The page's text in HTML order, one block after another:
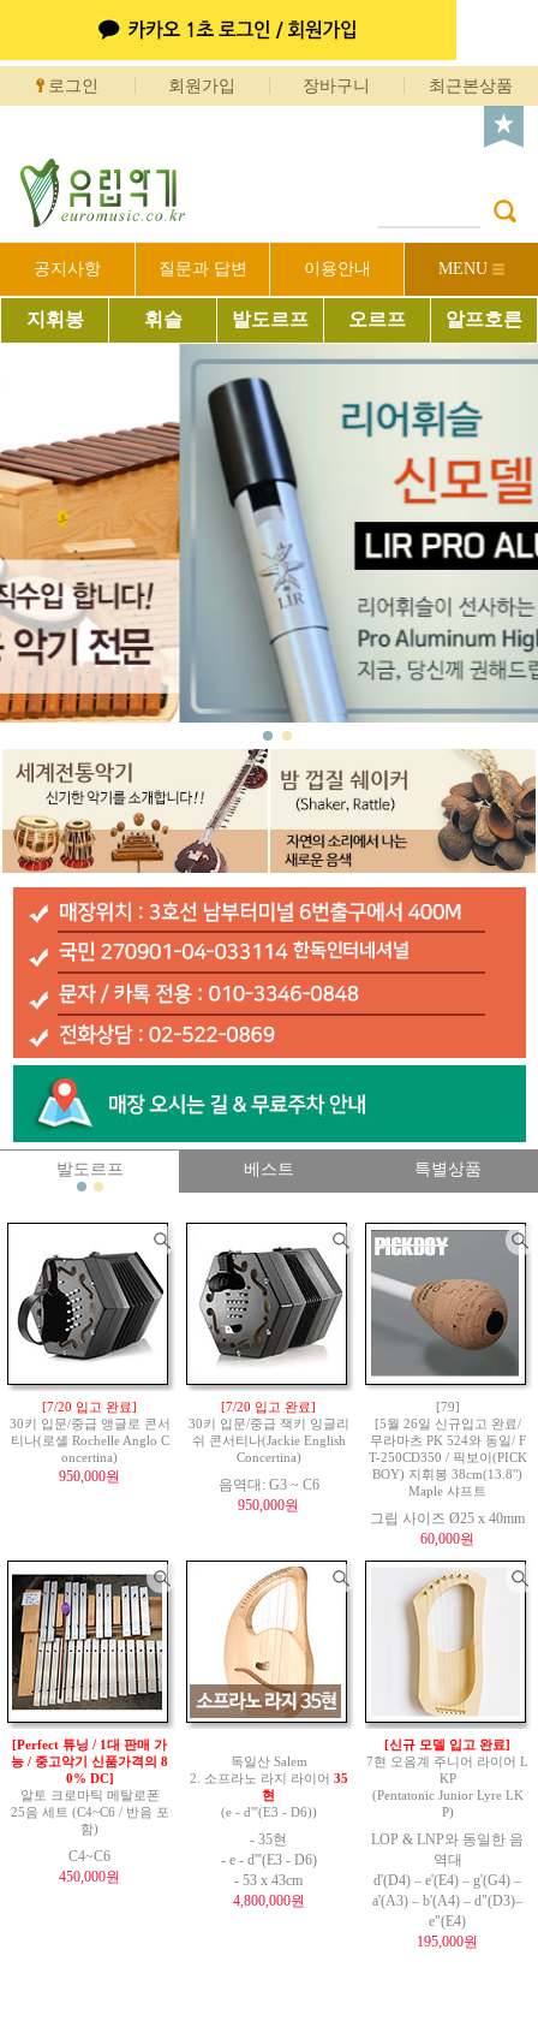
로그인 회원가입 장바구니 최근본상품
공지사항 질문과 답변 이용안내 MENU
지휘봉 휘슬 발도르프 오르프 알프호른
발도르프 베스트 특별상품
[7/20 입고 완료]
30키 입문/중급 앵글로 콘서
티나(로셸 Rochelle Anglo C
oncertina)
950,000원
[7/20 입고 완료]
30키 입문/중급 잭키 잉글리
쉬 콘서티나(Jackie English
Concertina)
음역대: G3 ~ C6
950,000원
[79]
[5월 26일 신규입고 완료/
무라마츠 PK 524와 동일/ F
T-250CD350 / 픽보이(PICK
BOY) 지휘봉 38cm(13.8")
Maple 샤프트
그립 사이즈 Ø25 x 40mm
60,000원
[Perfect 튜닝 / 1대 판매 가
능 / 중고악기 신품가격의 8
0% DC]
알토 크로마틱 메탈로폰
25음 세트 (C4~C6 / 반음 포
함)
C4~C6
450,000원
독일산 Salem
2. 소프라노 라지 라이어 35
현
(e - d'''(E3 - D6))
- 35현
- e - d'''(E3 - D6)
- 53 x 43cm
4,800,000원
[신규 모델 입고 완료]
7현 오음계 주니어 라이어 L
KP
(Pentatonic Junior Lyre LK
P)
LOP & LNP와 동일한 음
역대
d'(D4) – e'(E4) – g'(G4) –
a'(A3) – b'(A4) – d"(D3)–
e"(E4)
195,000원